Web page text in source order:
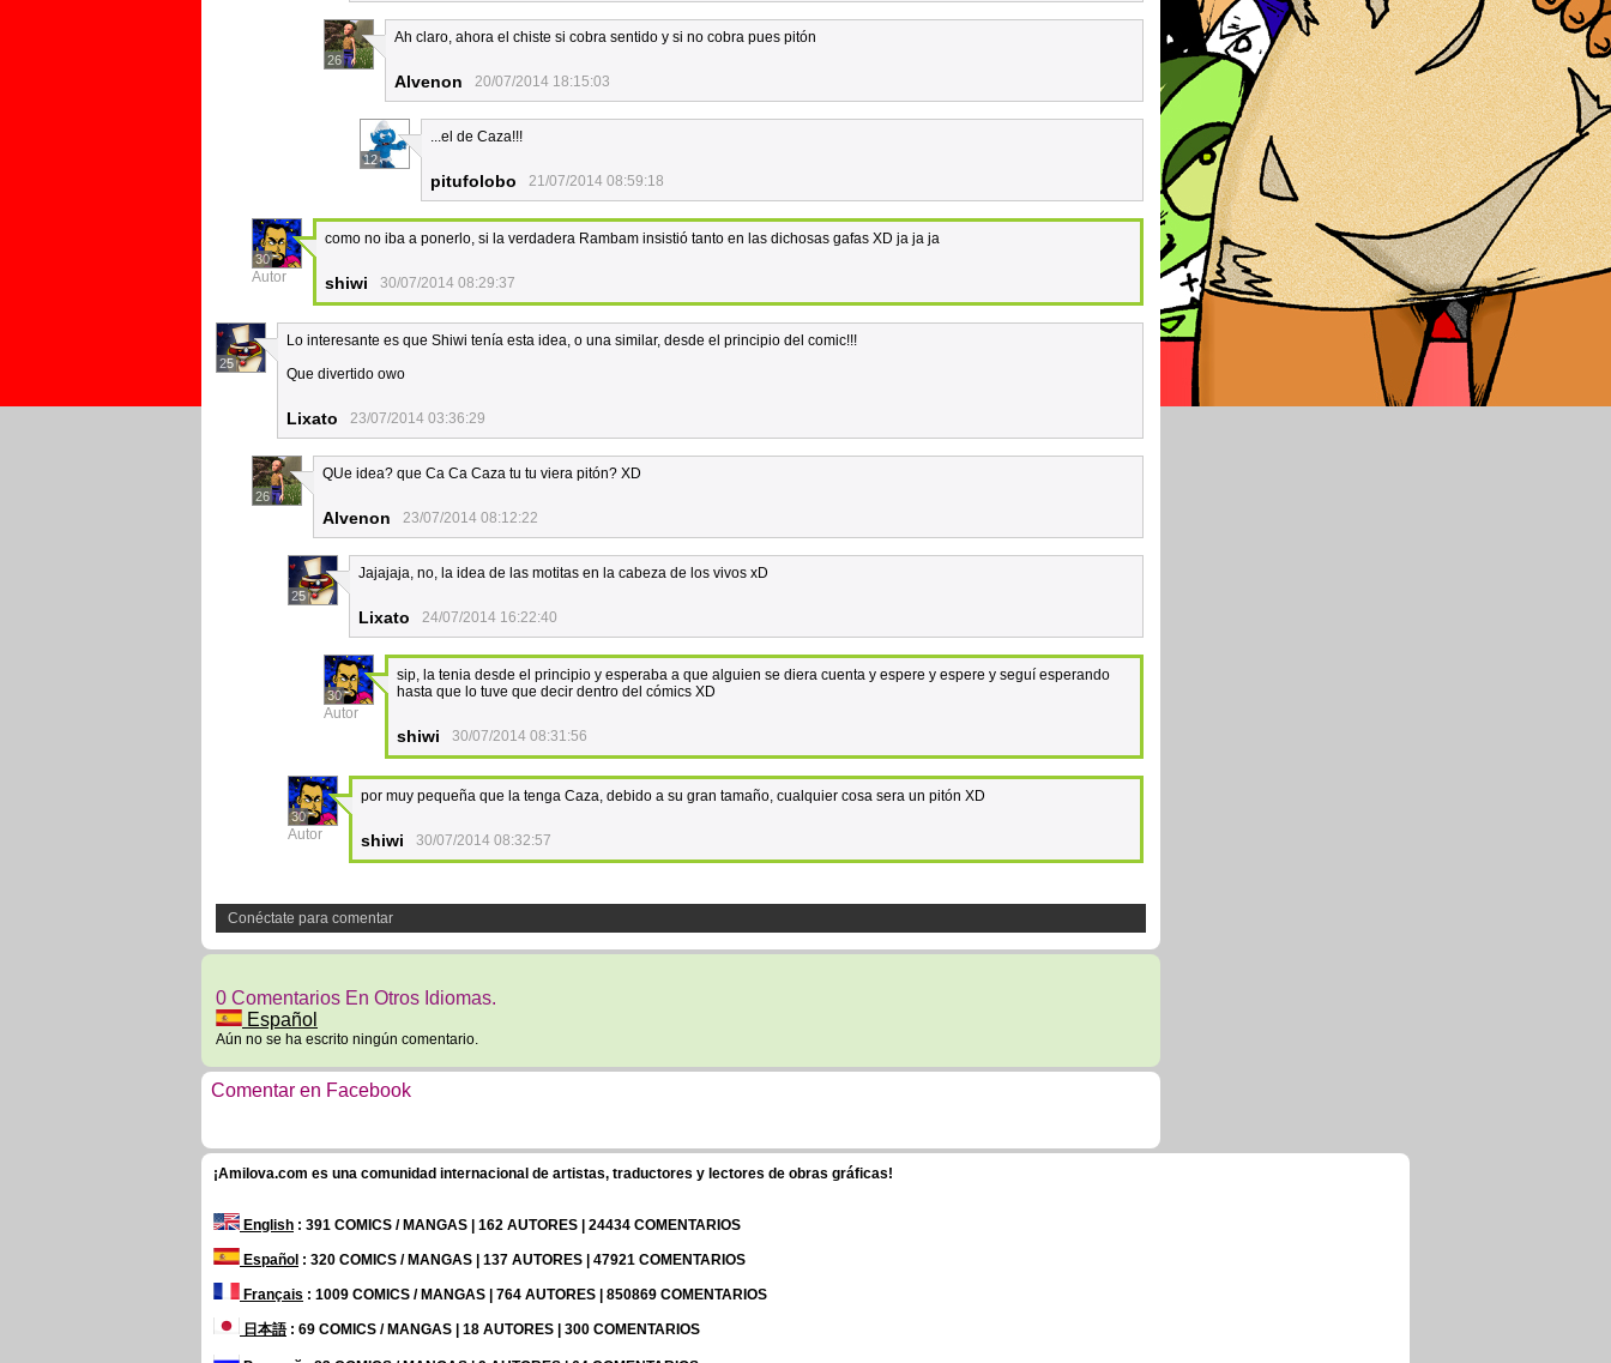
26
Ah claro, ahora el chiste si cobra sentido y si no cobra pues pitón
Alvenon 20/07/2014 18:15:03
12
...el de Caza!!!
pitufolobo 21/07/2014 08:59:18
30
Autor
como no iba a ponerlo, si la verdadera Rambam insistió tanto en las dichosas gafas XD ja ja ja
shiwi 30/07/2014 08:29:37
25
Lo interesante es que Shiwi tenía esta idea, o una similar, desde el principio del comic!!!
Que divertido owo
Lixato 23/07/2014 03:36:29
26
QUe idea? que Ca Ca Caza tu tu viera pitón? XD
Alvenon 23/07/2014 08:12:22
25
Jajajaja, no, la idea de las motitas en la cabeza de los vivos xD
Lixato 24/07/2014 16:22:40
30
Autor
sip, la tenia desde el principio y esperaba a que alguien se diera cuenta y espere y espere y seguí esperando
hasta que lo tuve que decir dentro del cómics XD
shiwi 30/07/2014 08:31:56
30
Autor
por muy pequeña que la tenga Caza, debido a su gran tamaño, cualquier cosa sera un pitón XD
shiwi 30/07/2014 08:32:57
Conéctate para comentar
0 Comentarios En Otros Idiomas.
Español
Aún no se ha escrito ningún comentario.
Comentar en Facebook
¡Amilova.com es una comunidad internacional de artistas, traductores y lectores de obras gráficas!
English : 391 COMICS / MANGAS | 162 AUTORES | 24434 COMENTARIOS
Español : 320 COMICS / MANGAS | 137 AUTORES | 47921 COMENTARIOS
Français : 1009 COMICS / MANGAS | 764 AUTORES | 850869 COMENTARIOS
日本語: 69 COMICS / MANGAS | 18 AUTORES | 300 COMENTARIOS